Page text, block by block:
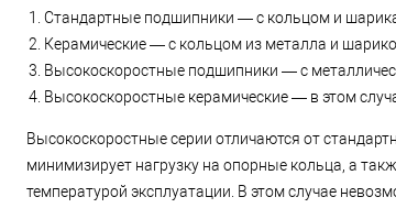
Стандартные подшипники — с кольцом и
Керамические — с кольцом из металла и
Высокоскоростные подшипники — с
Высокоскоростные керамические — в этом
Высокоскоростные серии отличаются от
минимизирует нагрузку на опорные кольца, а
температурой эксплуатации. В этом случае